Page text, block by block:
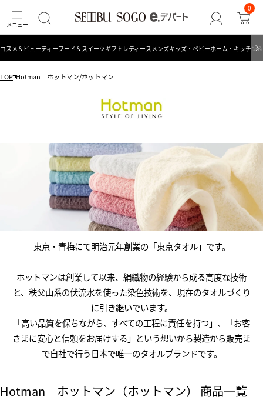
0
コスメ＆ビューティーフード＆スイーツギフト レディース メンズキッズ・ベビーホーム・キッチン
TOP Hotman ホットマン/ホットマン
東京・青梅にて明治元年創業の「東京タオル」です。
ホットマンは創業して以来、絹織物の経験から成る高度な技術
と、秩父山系の伏流水を使った染色技術を、現在のタオルづくり
に引き継いでいます。
「高い品質を保ちながら、すべての工程に責任を持つ」、「お客
さまに安心と信頼をお届けする」という想いから製造から販売ま
で自社で行う日本で唯一のタオルブランドです。
Hotman ホットマン（ホットマン） 商品一覧